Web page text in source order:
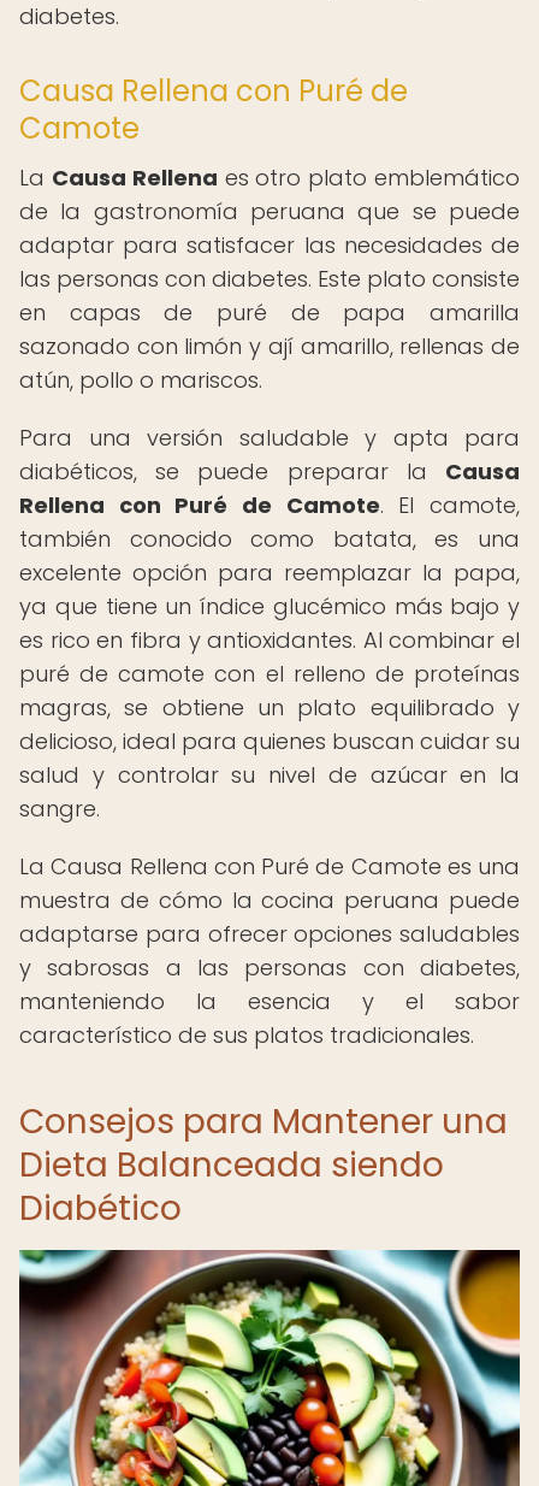
diabetes.
Causa Rellena con Puré de
Camote
La Causa Rellena es otro plato emblemático
de la gastronomía peruana que se puede
adaptar para satisfacer las necesidades de
las personas con diabetes. Este plato consiste
en capas de puré de papa amarilla
sazonado con limón y ají amarillo, rellenas de
atún, pollo o mariscos.
Para una versión saludable y apta para
diabéticos, se puede preparar la Causa
Rellena con Puré de Camote. El camote,
también conocido como batata, es una
excelente opción para reemplazar la papa,
ya que tiene un índice glucémico más bajo y
es rico en fibra y antioxidantes. Al combinar el
puré de camote con el relleno de proteínas
magras, se obtiene un plato equilibrado y
delicioso, ideal para quienes buscan cuidar su
salud y controlar su nivel de azúcar en la
sangre.
La Causa Rellena con Puré de Camote es una
muestra de cómo la cocina peruana puede
adaptarse para ofrecer opciones saludables
y sabrosas a las personas con diabetes,
manteniendo la esencia y el sabor
característico de sus platos tradicionales.
Consejos para Mantener una
Dieta Balanceada siendo
Diabético